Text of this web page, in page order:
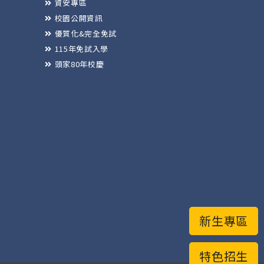
特色招生
新生專區
資安專區
校園公開資訊
優質化&完全免試
115年免試入學
頭家80年校慶